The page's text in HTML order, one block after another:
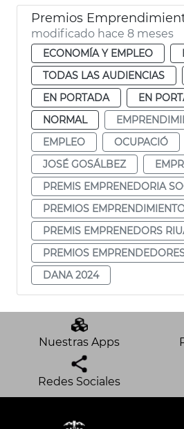
modificado hace 8 meses
ECONOMÍA Y EMPLEO
TODAS LAS AUDIENCIAS
EN PORTADA
EN
NORMAL
EMPLEO
OCUPACIÓ
JOSÉ GOSÁLBEZ
PREMIS EMPRENEDORIA
PREMIOS
PREMIS EMPRENEDORS
PREMIOS
DANA 2024
Nuestras Apps
Redes Sociales